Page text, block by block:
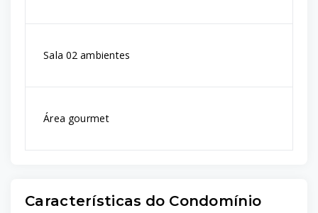
Sala 02 ambientes
Área gourmet
Características do Condomínio